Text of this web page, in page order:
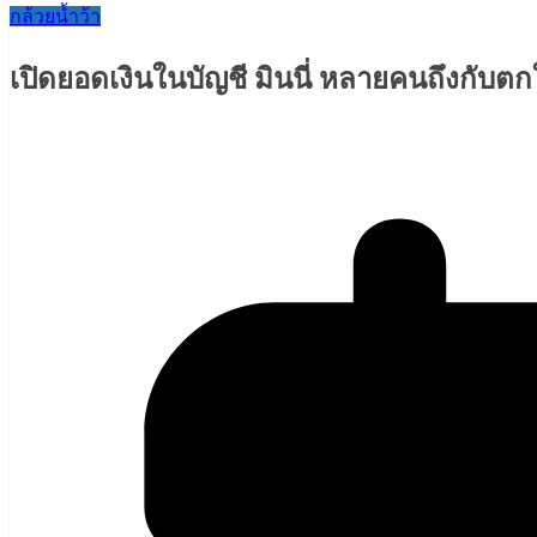
กล้วยน้ำว้า
เปิดยอดเงินในบัญชี มินนี่ หลายคนถึงกับตก